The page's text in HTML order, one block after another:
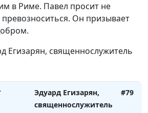
в Риме. Павел просит не
Он призывает
Егизарян, священнослужитель
священнослужитель
Эдуард Егизарян,
Эдуард Егизарян,
священнослужитель
#79